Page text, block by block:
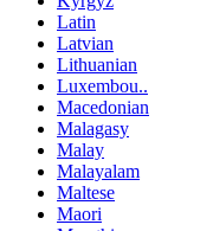
Latin
Latvian
Lithuanian
Luxembou..
Macedonian
Malagasy
Malay
Malayalam
Maltese
Maori